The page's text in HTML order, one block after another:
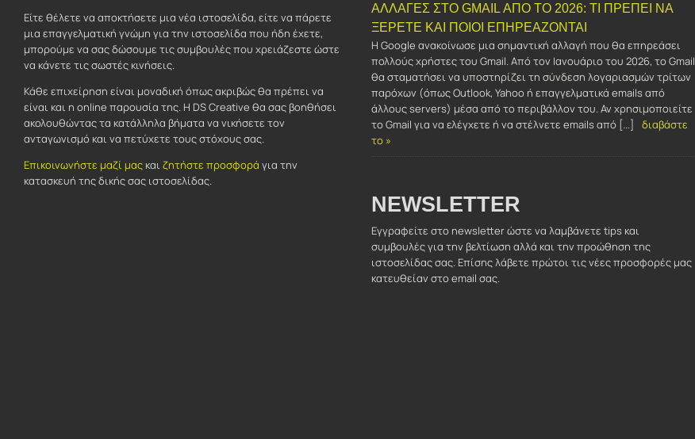
Είτε θέλετε να αποκτήσετε μια νέα ιστοσελίδα, είτε να πάρετε
μια επαγγελματική γνώμη για την ιστοσελίδα που ήδη έχετε,
μπορούμε να σας δώσουμε τις συμβουλές που χρειάζεστε ώστε
να κάνετε τις σωστές κινήσεις.
Κάθε επιχείρηση είναι μοναδική όπως ακριβώς θα πρέπει να
είναι και η online παρουσία της. Η DS Creative θα σας βοηθήσει
ακολουθώντας τα κατάλληλα βήματα να νικήσετε τον
ανταγωνισμό και να πετύχετε τους στόχους σας.
Επικοινωνήστε μαζί μας και ζητήστε προσφορά για την
κατασκευή της δικής σας ιστοσελίδας.
ΑΛΛΑΓΈΣ ΣΤΟ GMAIL ΑΠΌ ΤΟ 2026: ΤΙ ΠΡΈΠΕΙ ΝΑ
ΞΈΡΕΤΕ ΚΑΙ ΠΟΙΟΙ ΕΠΗΡΕΆΖΟΝΤΑΙ
Η Google ανακοίνωσε μια σημαντική αλλαγή που θα επηρεάσει
πολλούς χρήστες του Gmail. Από τον Ιανουάριο του 2026, το Gmail
θα σταματήσει να υποστηρίζει τη σύνδεση λογαριασμών τρίτων
παρόχων (όπως Outlook, Yahoo ή επαγγελματικά emails από
άλλους servers) μέσα από το περιβάλλον του. Αν χρησιμοποιείτε
το Gmail για να ελέγχετε ή να στέλνετε emails από [...]
διαβάστε
το »
NEWSLETTER
Εγγραφείτε στο newsletter ώστε να λαμβάνετε tips και
συμβουλές για την βελτίωση αλλά και την προώθηση της
ιστοσελίδας σας. Επίσης λάβετε πρώτοι τις νέες προσφορές μας
κατευθείαν στο email σας.